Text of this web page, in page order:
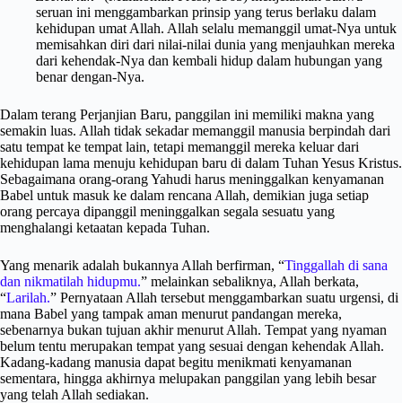
seruan ini menggambarkan prinsip yang terus berlaku dalam
kehidupan umat Allah. Allah selalu memanggil umat-Nya untuk
memisahkan diri dari nilai-nilai dunia yang menjauhkan mereka
dari kehendak-Nya dan kembali hidup dalam hubungan yang
benar dengan-Nya.
Dalam terang Perjanjian Baru, panggilan ini memiliki makna yang
semakin luas. Allah tidak sekadar memanggil manusia berpindah dari
satu tempat ke tempat lain, tetapi memanggil mereka keluar dari
kehidupan lama menuju kehidupan baru di dalam Tuhan Yesus Kristus.
Sebagaimana orang-orang Yahudi harus meninggalkan kenyamanan
Babel untuk masuk ke dalam rencana Allah, demikian juga setiap
orang percaya dipanggil meninggalkan segala sesuatu yang
menghalangi ketaatan kepada Tuhan.
Yang menarik adalah bukannya Allah berfirman, “Tinggallah di sana
dan nikmatilah hidupmu.” melainkan sebaliknya, Allah berkata,
“Larilah.” Pernyataan Allah tersebut menggambarkan suatu urgensi, di
mana Babel yang tampak aman menurut pandangan mereka,
sebenarnya bukan tujuan akhir menurut Allah. Tempat yang nyaman
belum tentu merupakan tempat yang sesuai dengan kehendak Allah.
Kadang-kadang manusia dapat begitu menikmati kenyamanan
sementara, hingga akhirnya melupakan panggilan yang lebih besar
yang telah Allah sediakan.